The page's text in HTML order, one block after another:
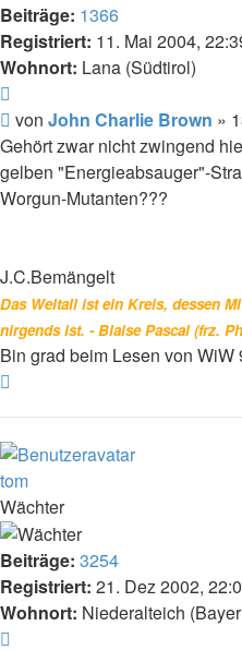
Beiträge: 1366
Registriert: 11. Mai 2004,
Wohnort: Lana (Südtirol)
Beitrag
von John Charlie Brown »
Gehört zwar nicht zwingend
gelben "Energieabsauger"-
Worgun-Mutanten???
J.C.Bemängelt
Das Weltall ist ein Kreis, dessen
nirgends ist. - Blaise Pascal (frz.
Bin grad beim Lesen von WiW
tom
Wächter
Beiträge: 3254
Registriert: 21. Dez 2002,
Wohnort: Niederalteich